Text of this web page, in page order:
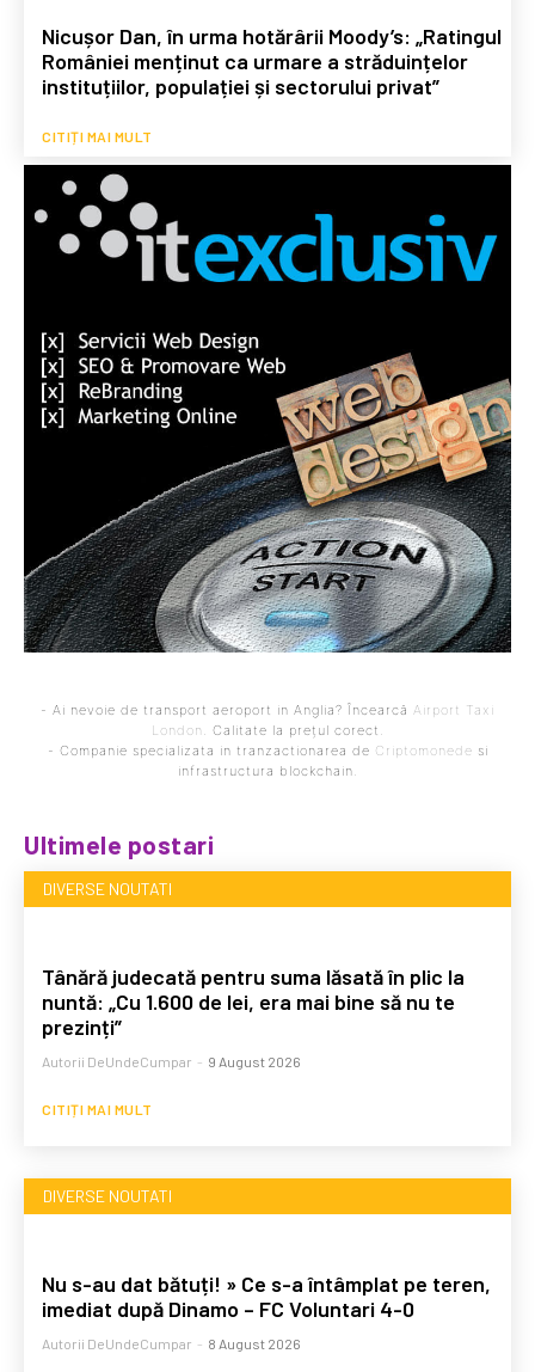
Nicușor Dan, în urma hotărârii Moody’s: „Ratingul
României menținut ca urmare a străduințelor
instituțiilor, populației și sectorului privat”
CITIȚI MAI MULT
- Ai nevoie de transport aeroport in Anglia? Încearcă Airport Taxi
London . Calitate la prețul corect.
- Companie specializata in tranzactionarea de Criptomonede si
infrastructura blockchain.
Ultimele postari
DIVERSE NOUTATI
Tânără judecată pentru suma lăsată în plic la
nuntă: „Cu 1.600 de lei, era mai bine să nu te
prezinți”
Autorii DeUndeCumpar - 9 August 2026
CITIȚI MAI MULT
DIVERSE NOUTATI
Nu s-au dat bătuți! » Ce s-a întâmplat pe teren,
imediat după Dinamo – FC Voluntari 4-0
Autorii DeUndeCumpar - 8 August 2026